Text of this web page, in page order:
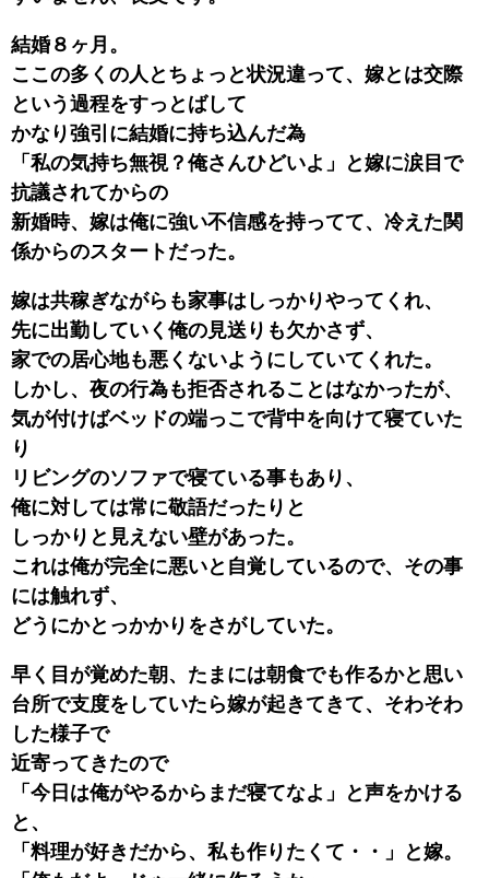
結婚８ヶ月。
ここの多くの人とちょっと状況違って、嫁とは交際
という過程をすっとばして
かなり強引に結婚に持ち込んだ為
「私の気持ち無視？俺さんひどいよ」と嫁に涙目で
抗議されてからの
新婚時、嫁は俺に強い不信感を持ってて、冷えた関
係からのスタートだった。
嫁は共稼ぎながらも家事はしっかりやってくれ、
先に出勤していく俺の見送りも欠かさず、
家での居心地も悪くないようにしていてくれた。
しかし、夜の行為も拒否されることはなかったが、
気が付けばベッドの端っこで背中を向けて寝ていた
り
リビングのソファで寝ている事もあり、
俺に対しては常に敬語だったりと
しっかりと見えない壁があった。
これは俺が完全に悪いと自覚しているので、その事
には触れず、
どうにかとっかかりをさがしていた。
早く目が覚めた朝、たまには朝食でも作るかと思い
台所で支度をしていたら嫁が起きてきて、そわそわ
した様子で
近寄ってきたので
「今日は俺がやるからまだ寝てなよ」と声をかける
と、
「料理が好きだから、私も作りたくて・・」と嫁。